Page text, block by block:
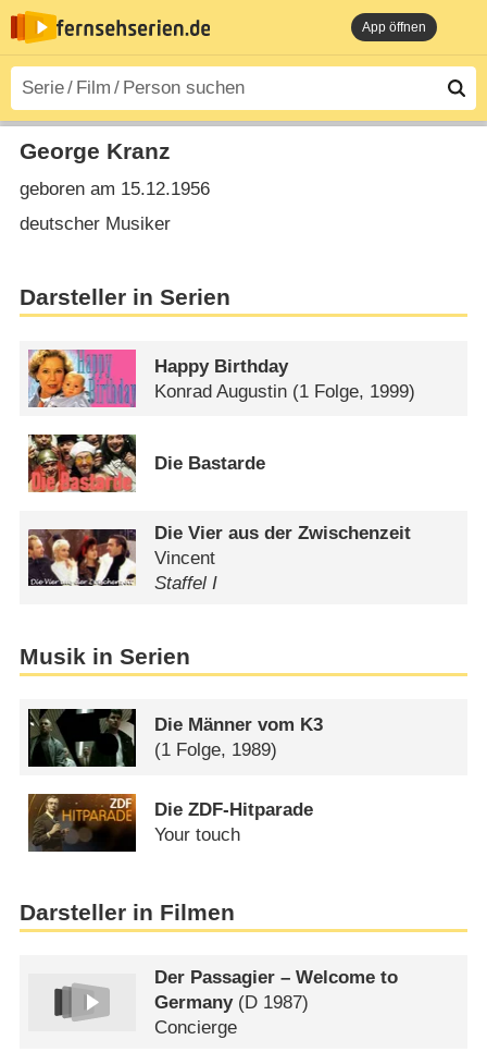
App öffnen
George Kranz
geboren am 15.12.1956
deutscher Musiker
Darsteller in Serien
Happy Birthday
Konrad Augustin (1 Folge, 1999)
Die Bastarde
Die Vier aus der Zwischenzeit
Vincent
Staffel I
Musik in Serien
Die Männer vom K3
(1 Folge, 1989)
Die ZDF-Hitparade
Your touch
Darsteller in Filmen
Der Passagier – Welcome to
Germany(D 1987)
Concierge